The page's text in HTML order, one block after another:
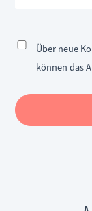
Über neue
können das